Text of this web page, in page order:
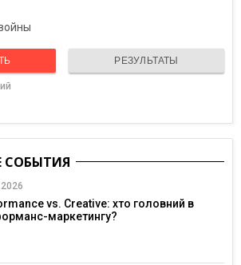
РЕЗУЛЬТАТЫ
СОБЫТИЯ
vs. Creative: хто головний в
маркетингу?